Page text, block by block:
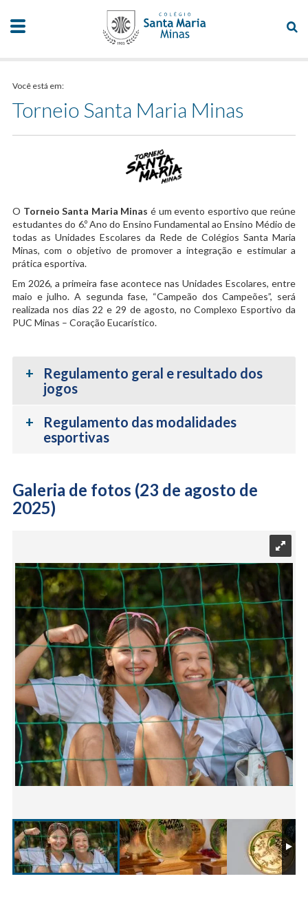
Você está em:
Torneio Santa Maria Minas
O Torneio Santa Maria Minas é um evento esportivo que reúne
estudantes do 6.º Ano do Ensino Fundamental ao Ensino Médio de
todas as Unidades Escolares da Rede de Colégios Santa Maria
Minas, com o objetivo de promover a integração e estimular a
prática esportiva.
Em 2026, a primeira fase acontece nas Unidades Escolares, entre
maio e julho. A segunda fase, “Campeão dos Campeões”, será
realizada nos dias 22 e 29 de agosto, no Complexo Esportivo da
PUC Minas – Coração Eucarístico.
Regulamento geral e resultado dos
jogos
Regulamento das modalidades
esportivas
Galeria de fotos (23 de agosto de
2025)